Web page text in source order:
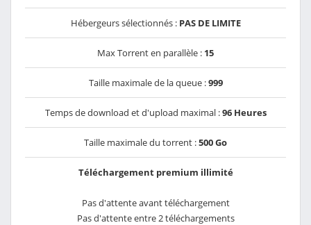
Hébergeurs sélectionnés : PAS DE LIMITE
Max Torrent en parallèle : 15
Taille maximale de la queue :999
Temps de download et d'upload maximal :96 Heures
Taille maximale du torrent :500 Go
Téléchargement premium illimité
Pas d'attente avant téléchargement
Pas d'attente entre 2 téléchargements